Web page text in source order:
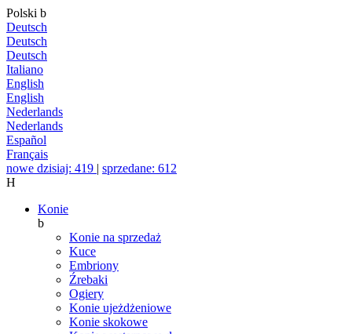
Polski b
Deutsch
Deutsch
Deutsch
Italiano
English
English
Nederlands
Nederlands
Español
Français
nowe dzisiaj: 419 | sprzedane: 612
H
Konie
b
Konie na sprzedaż
Kuce
Embriony
Źrebaki
Ogiery
Konie ujeżdżeniowe
Konie skokowe